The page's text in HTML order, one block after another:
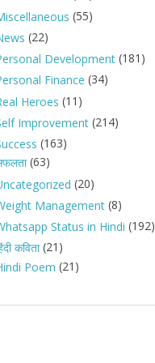
(55)
(22)
Development(181)
Finance (34)
Heroes (11)
Improvement(214)
(163)
(63)
(20)
Management(8)
Status in Hindi (192)
कविता(21)
Poem (21)